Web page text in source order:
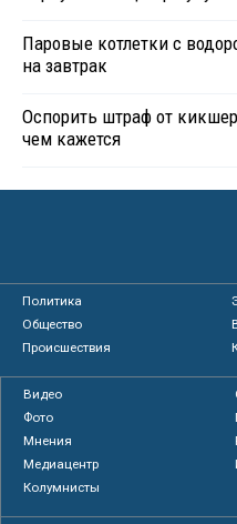
Паровые котлетки с
на завтрак
Оспорить штраф от
чем кажется
Политика
Общество
Происшествия
Видео
Фото
Мнения
Медиацентр
Колумнисты